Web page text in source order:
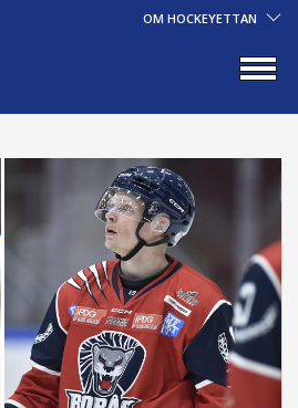
OM HOCKEYETTAN